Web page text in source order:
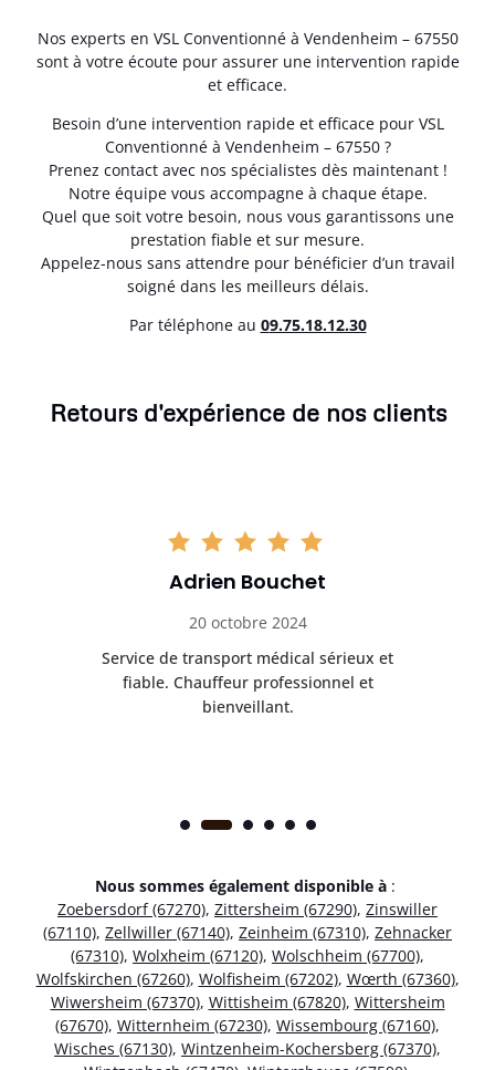
Nos experts en VSL Conventionné à Vendenheim – 67550
sont à votre écoute pour assurer une intervention rapide
et efficace.
Besoin d’une intervention rapide et efficace pour VSL
Conventionné à Vendenheim – 67550 ?
Prenez contact avec nos spécialistes dès maintenant !
Notre équipe vous accompagne à chaque étape.
Quel que soit votre besoin, nous vous garantissons une
prestation fiable et sur mesure.
Appelez-nous sans attendre pour bénéficier d’un travail
soigné dans les meilleurs délais.
Par téléphone au 09.75.18.12.30
Retours d'expérience de nos clients
Adrien Bouchet
20 octobre 2024
Service de transport médical sérieux et
fiable. Chauffeur professionnel et
bienveillant.
Nous sommes également disponible à :
Zoebersdorf (67270), Zittersheim (67290), Zinswiller
(67110), Zellwiller (67140), Zeinheim (67310), Zehnacker
(67310), Wolxheim (67120), Wolschheim (67700),
Wolfskirchen (67260), Wolfisheim (67202), Wœrth (67360),
Wiwersheim (67370), Wittisheim (67820), Wittersheim
(67670), Witternheim (67230), Wissembourg (67160),
Wisches (67130), Wintzenheim-Kochersberg (67370),